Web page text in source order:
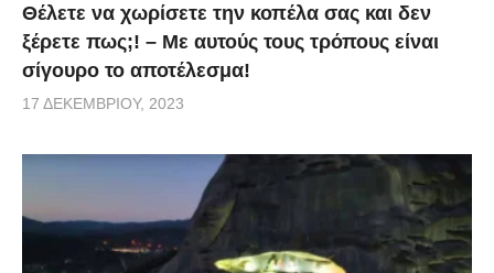
Θέλετε να χωρίσετε την κοπέλα σας και δεν
ξέρετε πως;! – Με αυτούς τους τρόπους είναι
σίγουρο το αποτέλεσμα!
17 ΔΕΚΕΜΒΡΊΟΥ, 2023